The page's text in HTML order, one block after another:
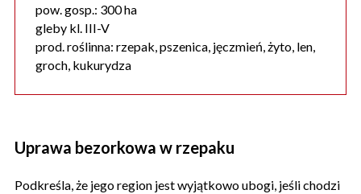
pow. gosp.: 300 ha
gleby kl. III-V
prod. roślinna: rzepak, pszenica, jęczmień, żyto, len,
groch, kukurydza
Uprawa bezorkowa w rzepaku
Podkreśla, że jego region jest wyjątkowo ubogi, jeśli chodzi